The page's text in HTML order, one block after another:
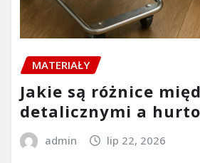
MATERIAŁY
Jakie są różnice
detalicznymi a
admin lip 22, 2026